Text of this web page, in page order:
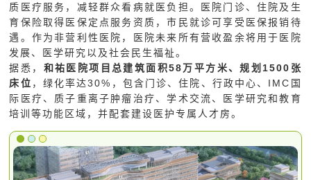
质医疗服务，减轻群众看病就医负担。医院门诊、住院及生
育保险取得医保定点服务资质，市民就诊可享受医保报销待
遇。作为非营利性医院，医院未来所有营收盈余将用于医院
发展、医学研究以及社会民生福祉。
据悉， 和祐医院项目总建筑面积58万平方米、规划1500张
床位 ，绿化率达30%，包含门诊、住院、行政中心、IMC国
际医疗、质子重离子肿瘤治疗、学术交流、医学研究和教育
培训等功能区域，并配套建设医护专属人才房。